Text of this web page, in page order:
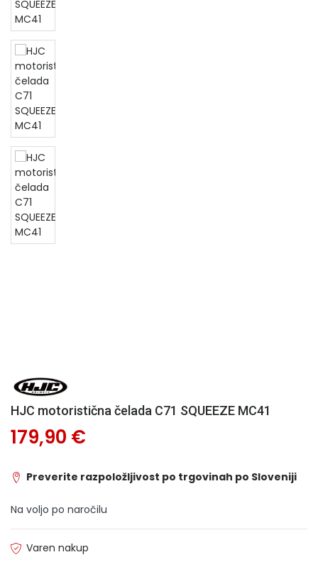
HJC motoristična čelada C71 SQUEEZE MC41
179,90 €
Preverite razpoložljivost po trgovinah po Sloveniji
Na voljo po naročilu
Varen nakup